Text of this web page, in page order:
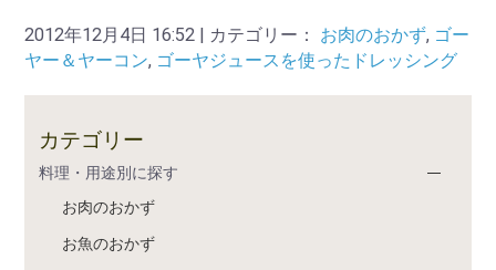
2012年12月4日 16:52 | カテゴリー： お肉のおかず, ゴー
ヤー＆ヤーコン, ゴーヤジュースを使ったドレッシング
カテゴリー
料理・用途別に探す
お肉のおかず
お魚のおかず